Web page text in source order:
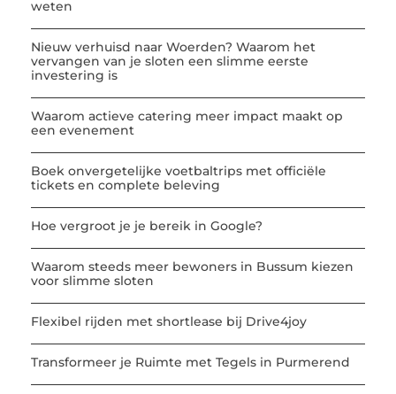
weten
Nieuw verhuisd naar Woerden? Waarom het
vervangen van je sloten een slimme eerste
investering is
Waarom actieve catering meer impact maakt op
een evenement
Boek onvergetelijke voetbaltrips met officiële
tickets en complete beleving
Hoe vergroot je je bereik in Google?
Waarom steeds meer bewoners in Bussum kiezen
voor slimme sloten
Flexibel rijden met shortlease bij Drive4joy
Transformeer je Ruimte met Tegels in Purmerend